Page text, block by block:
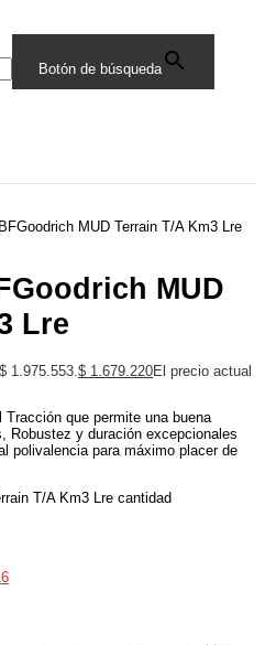
Botón de búsqueda
MUD Terrain T/A Km3 Lre
MUD
Lre
1.975.553. $ 1.679.220El precio actual
que permite una buena
Robustez y duración excepcionales
polivalencia para máximo placer de
T/A Km3 Lre cantidad